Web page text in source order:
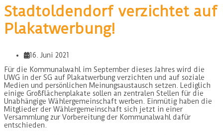
Stadtoldendorf verzichtet auf
Plakatwerbung!
16. Juni 2021
Für die Kommunalwahl im September dieses Jahres wird die
UWG in der SG auf Plakatwerbung verzichten und auf soziale
Medien und persönlichen Meinungsaustausch setzen. Lediglich
einige Großflächenplakate sollen an zentralen Stellen für die
Unabhängige Wählergemeinschaft werben. Einmütig haben die
Mitglieder der Wählergemeinschaft sich jetzt in einer
Versammlung zur Vorbereitung der Kommunalwahl dafür
entschieden.